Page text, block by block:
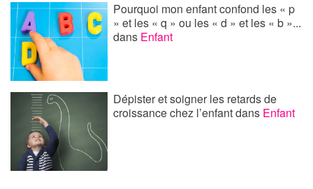
Pourquoi mon enfant confond les « p
» et les « q » ou les « d » et les « b »...
dans Enfant
Dépister et soigner les retards de
croissance chez l’enfantdans Enfant